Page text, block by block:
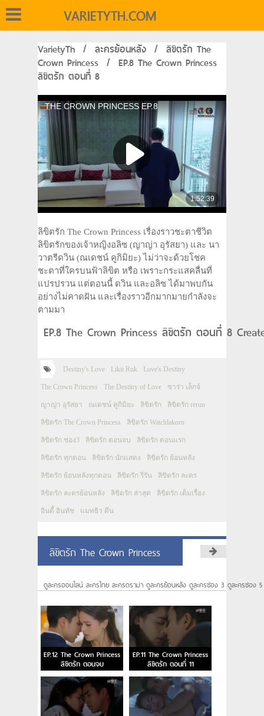
VARIETYTH.COM
VarietyTh / ละครย้อนหลัง / ลิขิตรัก The
Crown Princess / EP.8 The Crown Princess
ลิขิตรัก ตอนที่ 8
ลิขิตรัก The Crown Princess เรื่องราวชะตาชีวิต
ลิขิตรักของเจ้าหญิงอลิซ (ญาญ่า อุรัสยา) และ นา
วาตรีดวิน (ณเดชน์ คูกิมิยะ) ไม่ว่าจะด้วยโชค
ชะตาที่ใครบนฟ้าลิขิต หรือ เพราะกระแสคลื่นที่
แปรปรวน แต่ตอนนี้ ดวิน และอลิซ ได้มาพบกัน
อย่างไม่คาดฝัน และเรื่องราวอีกมากมายกำลังจะ
ตามมา
EP.8 The Crown Princess ลิขิตรัก ตอนที่ 8
Destiny's Love Likit Ruk Love's Destiny
The Crown Princess The Destiny of Love ซาร่า เล็กจ์
ญาญ่า อุรัสยา ณเดชน์ คูกิมิยะ ลิขิตรัก ลิขิตรัก rerun
ลิขิตรัก The Crown Princess ลิขิตรัก Watchlakorn
ลิขิตรัก ช่อง3 ลิขิตรัก ตอนจบ ลิขิตรัก ตอนแรก
ลิขิตรัก ทุกตอน ลิขิตรัก นักแสดง ลิขิตรัก ย้อนหลัง
ลิขิตรัก ย้อนหลังทุกตอน ลิขิตรัก รีรัน ลิขิตรัก ละคร
ลิขิตรัก ละครย้อนหลัง ลิขิตรัก ล่าสุด ลิขิตรัก เต็มเรื่อง
อินดี้ อินทัช แมทธิว ดีน
ลิขิตรัก The Crown Princess
ดูละครออนไลน์ ละครไทย ละครดราม่า ดูละครย้อนหลัง ดูละครช่อง 3 ดูละครช่อง
EP.12 The Crown Princess
ลิขิตรัก ตอนจบ
EP.11 The Crown Princess
ลิขิตรัก ตอนที่ 11